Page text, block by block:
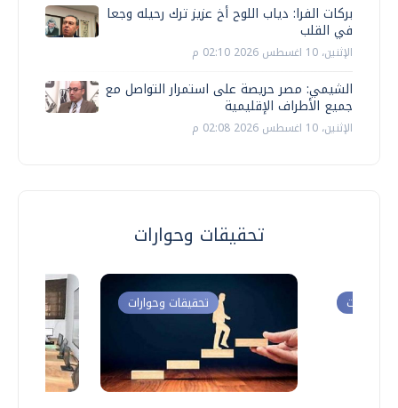
بركات الفرا: دياب اللوح أخ عزيز ترك رحيله وجعا
في القلب
الإثنين، 10 اغسطس 2026 02:10 م
الشيمي: مصر حريصة على استمرار التواصل مع
جميع الأطراف الإقليمية
الإثنين، 10 اغسطس 2026 02:08 م
تحقيقات وحوارات
تحقيقات وحوارات وحوارات